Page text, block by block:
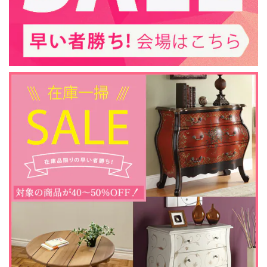
この度は当ショップをご利用いただきありがと
うございました。 また評価を頂戴しまして誠に
ありがとうございます。 当店でのお買い物にご
満足いただけましたこと、大変嬉しく存じま
す。 末永くご愛用いただければ幸いでございま
す。
アウトレット128 / 23インチ 遠赤外線３D電気暖炉 シシリアンハーヴェスト アンティークアイボリー / 棚飾りの一部に歪み・補修跡あり / ロイドグランデ / 送料、開梱・組立・設置無料 / LLOYD GRANDE / ハイグレード電気暖炉シリーズ
2024/12/01
アウトレットでしたので、商品のキズなどが大丈夫か気にな
っていましたが、納品された物は特に気になりませんでし
た。元々購入を予定していたものでしたので、安く購入でき
て良かったです。商品の発送も迅速にして頂き、助かりまし
この度はご購入いただき、誠にありがとうござ
いました。 当店でのお買い物にご満足いただけ